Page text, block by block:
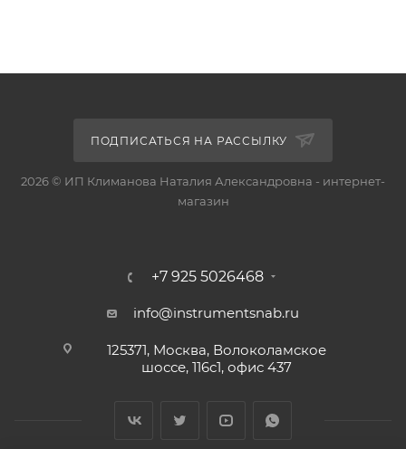
ПОДПИСАТЬСЯ НА РАССЫЛКУ
2026 © ИП Климанова Наталия Александровна - интернет-
магазин
+7 925 5026468
info@instrumentsnab.ru
125371, Москва, Волоколамское
шоссе, 116с1, офис 437